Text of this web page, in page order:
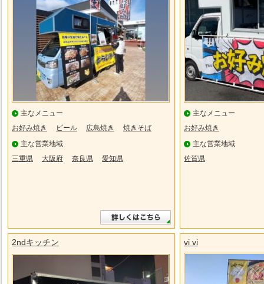
主なメニュー
お好み焼き
ビール 広島焼き
焼きそば
主な営業地域
三重県
大阪府 奈良県 愛知県
主なメニュー
お好み焼き
主な営業地域
佐賀県
2ndキッチン vi vi